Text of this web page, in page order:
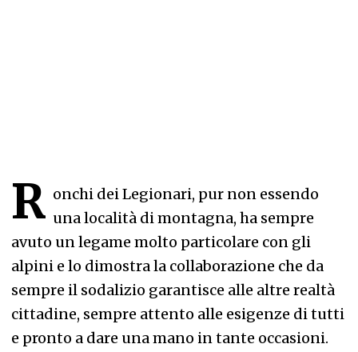
R onchi dei Legionari, pur non essendo
una località di montagna, ha sempre
avuto un legame molto particolare con gli
alpini e lo dimostra la collaborazione che da
sempre il sodalizio garantisce alle altre realtà
cittadine, sempre attento alle esigenze di tutti
e pronto a dare una mano in tante occasioni.